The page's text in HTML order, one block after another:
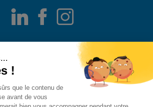
LinkedIn
Facebook
Instagram